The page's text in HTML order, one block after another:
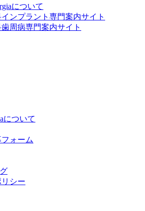
について
ォーム
シー